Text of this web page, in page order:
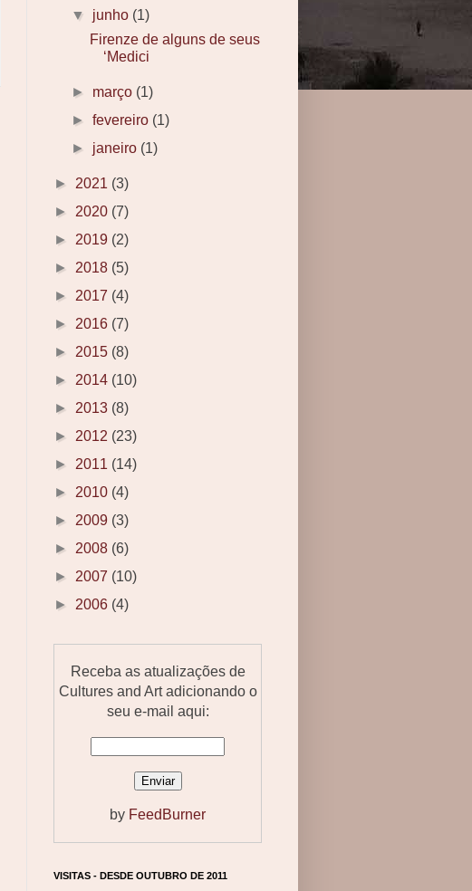
▼ junho (1)
Firenze de alguns de seus
‘Medici
► março (1)
►fevereiro (1)
► janeiro (1)
► 2021 (3)
► 2020 (7)
► 2019 (2)
► 2018 (5)
► 2017 (4)
► 2016 (7)
► 2015 (8)
► 2014 (10)
► 2013 (8)
► 2012 (23)
► 2011 (14)
► 2010 (4)
► 2009 (3)
► 2008 (6)
► 2007 (10)
► 2006 (4)
Receba as atualizações de
Cultures and Art adicionando o
seu e-mail aqui:
by FeedBurner
VISITAS - DESDE OUTUBRO DE 2011